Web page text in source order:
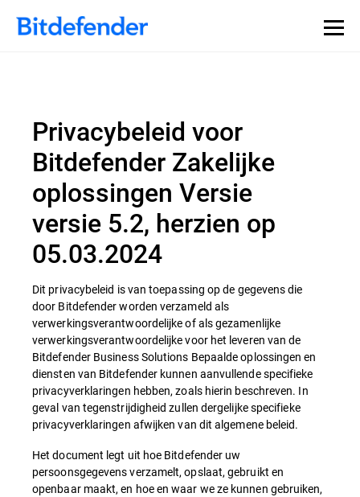
Privacybeleid voor
Bitdefender Zakelijke
oplossingen Versie
versie 5.2, herzien op
05.03.2024
Dit privacybeleid is van toepassing op de gegevens die
door Bitdefender worden verzameld als
verwerkingsverantwoordelijke of als gezamenlijke
verwerkingsverantwoordelijke voor het leveren van de
Bitdefender Business Solutions Bepaalde oplossingen en
diensten van Bitdefender kunnen aanvullende specifieke
privacyverklaringen hebben, zoals hierin beschreven. In
geval van tegenstrijdigheid zullen dergelijke specifieke
privacyverklaringen afwijken van dit algemene beleid.
Het document legt uit hoe Bitdefender uw
persoonsgegevens verzamelt, opslaat, gebruikt en
openbaar maakt, en hoe en waar we ze kunnen gebruiken,